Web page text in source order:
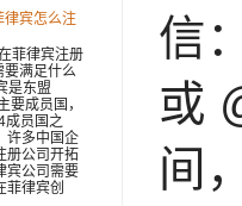
信
或
间
律宾怎么注
菲律宾注册
要满足什么
是东盟
要成员国，
成员国之
许多中国企
册公司开拓
宾公司需要
菲律宾创